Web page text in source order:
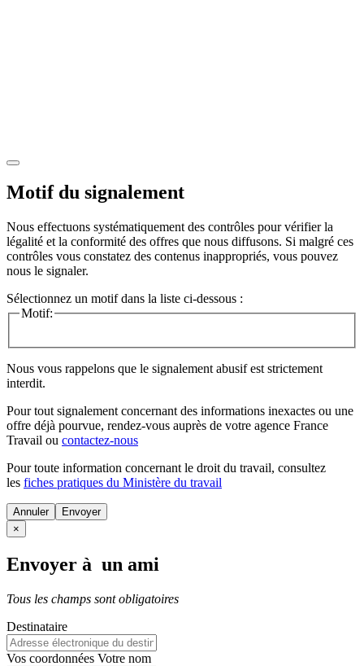
Motif du signalement
Nous effectuons systématiquement des contrôles pour vérifier la
légalité et la conformité des offres que nous diffusons. Si malgré ces
contrôles vous constatez des contenus inappropriés, vous pouvez
nous le signaler.
Sélectionnez un motif dans la liste ci-dessous :
Motif:
Nous vous rappelons que le signalement abusif est strictement
interdit.
Pour tout signalement concernant des informations inexactes ou une
offre déjà pourvue, rendez-vous auprès de votre agence France
Travail ou contactez-nous
Pour toute information concernant le droit du travail, consultez
les fiches pratiques du Ministère du travail
Annuler
×
Envoyer à un ami
Tous les champs sont obligatoires
Destinataire
Vos coordonnées Votre nom